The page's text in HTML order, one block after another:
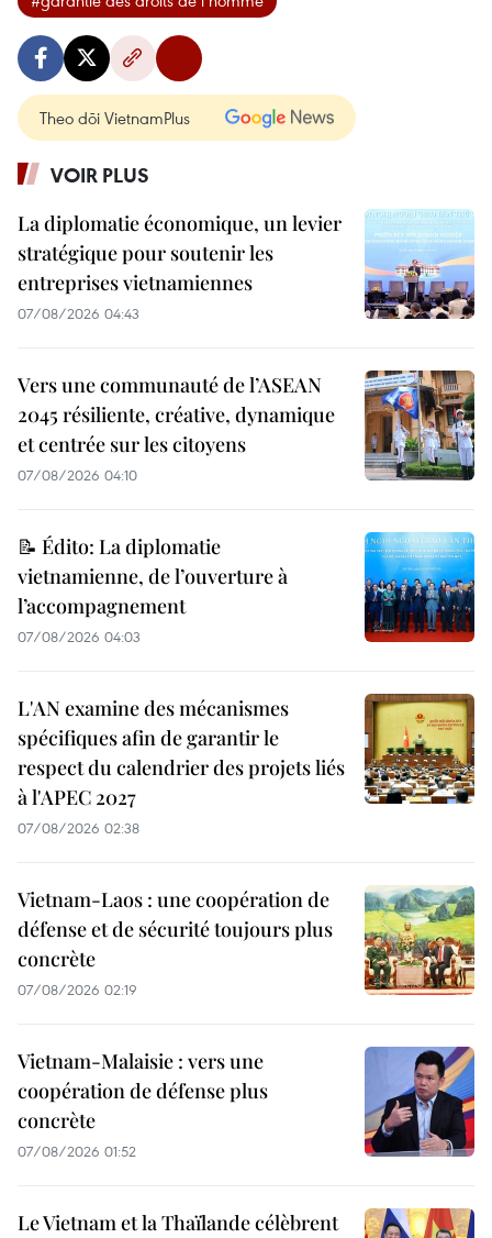
Theo dõi VietnamPlus
VOIR PLUS
La diplomatie économique, un levier
stratégique pour soutenir les
entreprises vietnamiennes
07/08/2026 04:43
Vers une communauté de l’ASEAN
2045 résiliente, créative, dynamique
et centrée sur les citoyens
07/08/2026 04:10
📝 Édito: La diplomatie
vietnamienne, de l’ouverture à
l’accompagnement
07/08/2026 04:03
L'AN examine des mécanismes
spécifiques afin de garantir le
respect du calendrier des projets liés
à l'APEC 2027
07/08/2026 02:38
Vietnam-Laos : une coopération de
défense et de sécurité toujours plus
concrète
07/08/2026 02:19
Vietnam-Malaisie : vers une
coopération de défense plus
concrète
07/08/2026 01:52
Le Vietnam et la Thaïlande célèbrent